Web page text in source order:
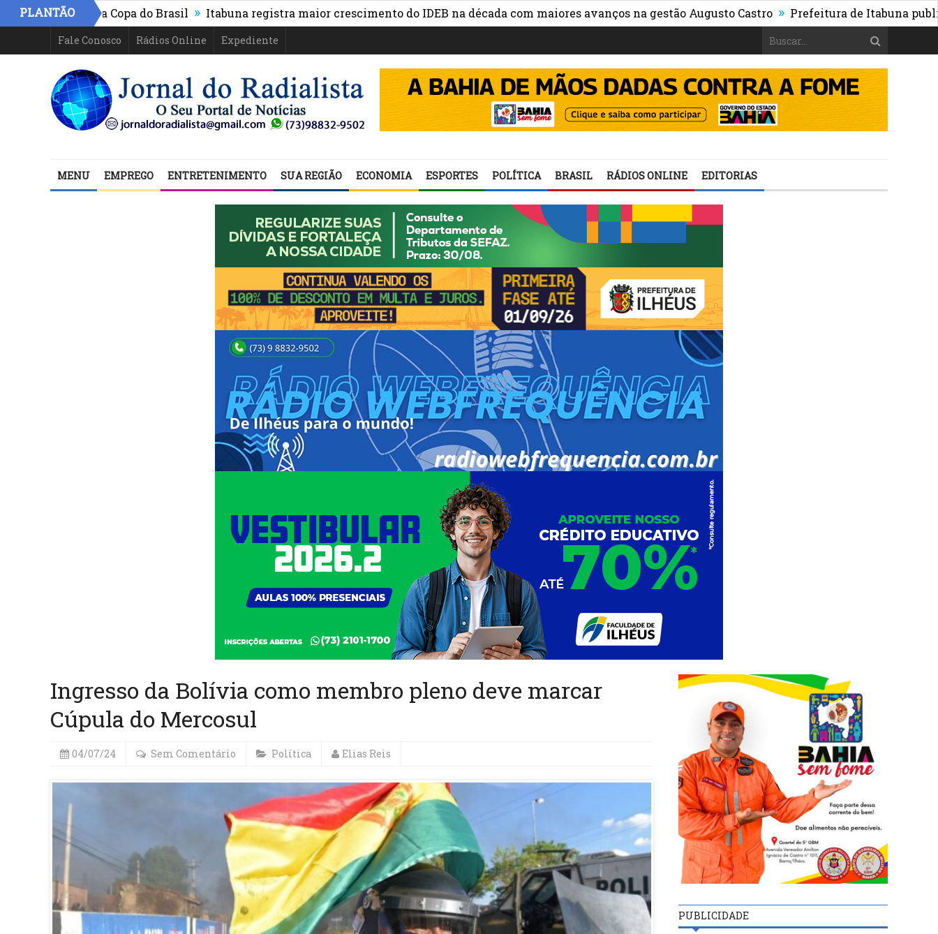
PLANTÃO
segue na Copa do Brasil » Itabuna registra maior crescimento do IDEB na década com maiores avanços na gestão Augusto Castro » Prefeitura de Itabuna publica
Fale Conosco Rádios Online Expediente
MENU EMPREGO ENTRETENIMENTO SUA REGIÃO ECONOMIA ESPORTES POLÍTICA BRASIL RÁDIOS ONLINE EDITORIAS
Ingresso da Bolívia como membro pleno deve marcar
Cúpula do Mercosul
04/07/24 Sem Comentário Política Elias Reis
PUBLICIDADE